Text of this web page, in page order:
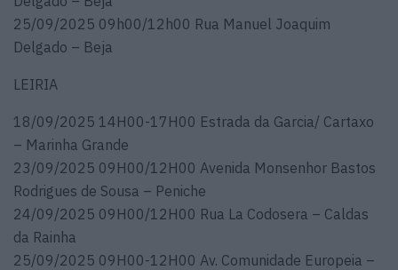
25/09/2025 09h00/12h00 Rua Manuel Joaquim
Delgado – Beja
LEIRIA
18/09/2025 14H00-17H00 Estrada da Garcia/ Cartaxo
– Marinha Grande
23/09/2025 09H00/12H00 Avenida Monsenhor Bastos
Rodrigues de Sousa – Peniche
24/09/2025 09H00/12H00 Rua La Codosera – Caldas
da Rainha
25/09/2025 09H00-12H00 Av. Comunidade Europeia –